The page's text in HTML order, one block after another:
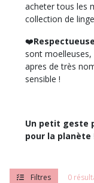
acheter tous les
collection de
❤️
sont
apres de très
sensible !
Un petit geste
pour la planète
Filtres 0